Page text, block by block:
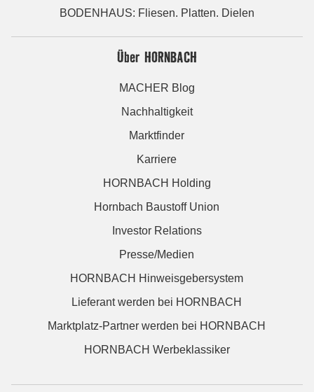
BODENHAUS: Fliesen. Platten. Dielen
Über HORNBACH
MACHER Blog
Nachhaltigkeit
Marktfinder
Karriere
HORNBACH Holding
Hornbach Baustoff Union
Investor Relations
Presse/Medien
HORNBACH Hinweisgebersystem
Lieferant werden bei HORNBACH
Marktplatz-Partner werden bei HORNBACH
HORNBACH Werbeklassiker